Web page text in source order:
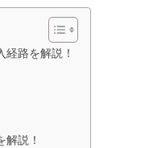
路を解説！
説！